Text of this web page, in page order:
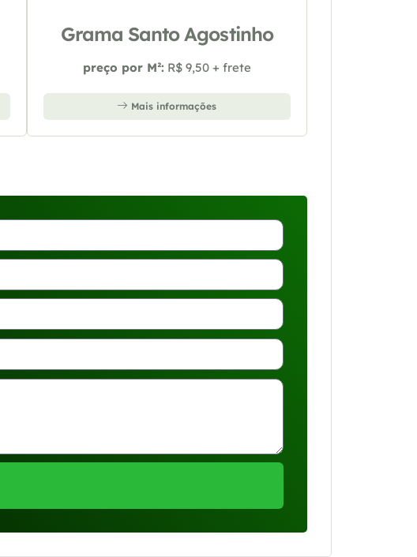
Grama Santo Agostinho
preço por M²: R$ 9,50 + frete
Mais informações